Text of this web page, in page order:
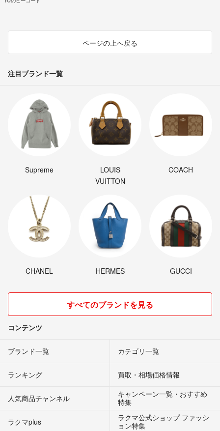
ページの上へ戻る
注目ブランド一覧
Supreme
LOUIS
VUITTON
COACH
CHANEL HERMES GUCCI
すべてのブランドを見る
コンテンツ
ブランド一覧 カテゴリ一覧
ランキング 買取・相場価格情報
人気商品チャンネル
キャンペーン一覧・おすすめ
特集
ラクマplus
ラクマ公式ショップ ファッシ
ョン特集